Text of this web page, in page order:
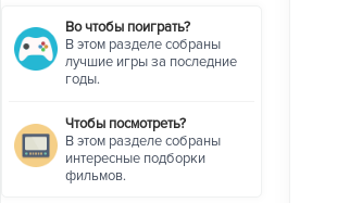
Во чтобы поиграть?
В этом разделе собраны
лучшие игры за последние
годы.
Чтобы посмотреть?
В этом разделе собраны
интересные подборки
фильмов.